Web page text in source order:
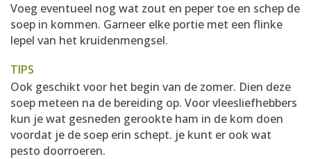
Voeg eventueel nog wat zout en peper toe en schep de
soep in kommen. Garneer elke portie met een flinke
lepel van het kruidenmengsel.
TIPS
Ook geschikt voor het begin van de zomer. Dien deze
soep meteen na de bereiding op. Voor vleesliefhebbers
kun je wat gesneden gerookte ham in de kom doen
voordat je de soep erin schept. je kunt er ook wat
pesto doorroeren.